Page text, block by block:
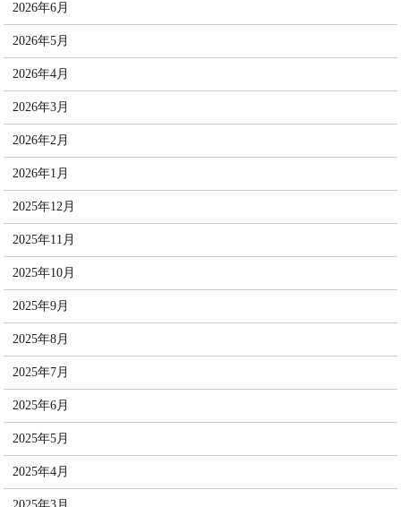
2026年6月
2026年5月
2026年4月
2026年3月
2026年2月
2026年1月
2025年12月
2025年11月
2025年10月
2025年9月
2025年8月
2025年7月
2025年6月
2025年5月
2025年4月